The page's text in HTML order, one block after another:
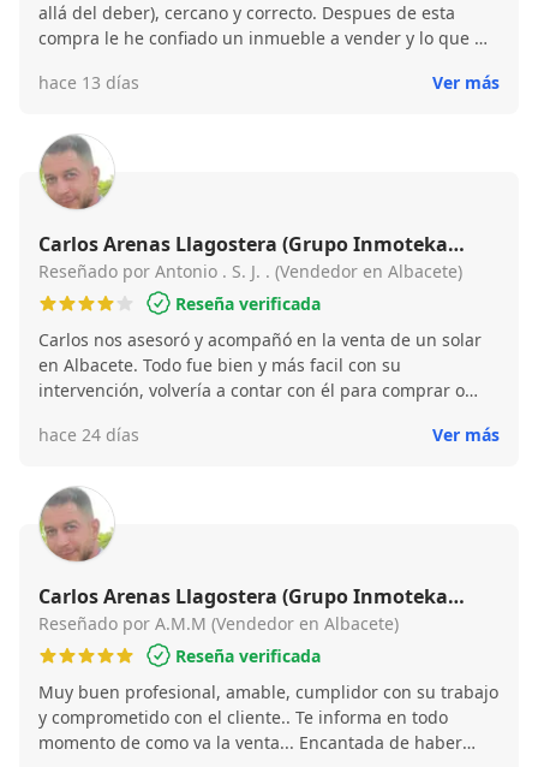
allá del deber), cercano y correcto. Despues de esta
compra le he confiado un inmueble a vender y lo que me
hecho rico y sigue en el negocio). Un abrazo Carlos
hace 13 días Ver más
Carlos Arenas Llagostera (Grupo Inmoteka
Inmobiliaria)
Reseñado por Antonio . S. J. . (Vendedor en Albacete)
Reseña verificada
Carlos nos asesoró y acompañó en la venta de un solar
en Albacete. Todo fue bien y más facil con su
intervención, volvería a contar con él para comprar o
hace 24 días
Ver más
Carlos Arenas Llagostera (Grupo Inmoteka
Inmobiliaria)
Reseñado por A.M.M (Vendedor en Albacete)
Reseña verificada
Muy buen profesional, amable, cumplidor con su trabajo
y comprometido con el cliente.. Te informa en todo
momento de como va la venta... Encantada de haber